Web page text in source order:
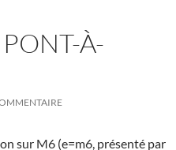
À-
sur M6 (e=m6, présenté par